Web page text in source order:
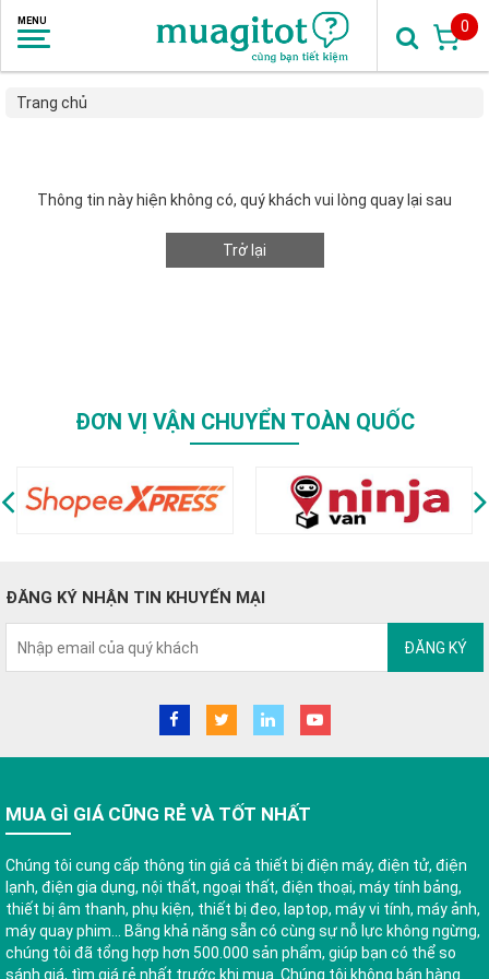
0
Trang chủ
Thông tin này hiện không có, quý khách vui lòng quay lại sau
Trở lại
ĐƠN VỊ VẬN CHUYỂN TOÀN QUỐC
ĐĂNG KÝ NHẬN TIN KHUYẾN MẠI
ĐĂNG KÝ
MUA GÌ GIÁ CŨNG RẺ VÀ TỐT NHẤT
Chúng tôi cung cấp thông tin giá cả thiết bị điện máy, điện tử, điện
lạnh, điện gia dụng, nội thất, ngoại thất, điện thoại, máy tính bảng,
thiết bị âm thanh, phụ kiện, thiết bị đeo, laptop, máy vi tính, máy ảnh,
máy quay phim... Bằng khả năng sẵn có cùng sự nỗ lực không ngừng,
chúng tôi đã tổng hợp hơn 500.000 sản phẩm, giúp bạn có thể so
sánh giá, tìm giá rẻ nhất trước khi mua. Chúng tôi không bán hàng.